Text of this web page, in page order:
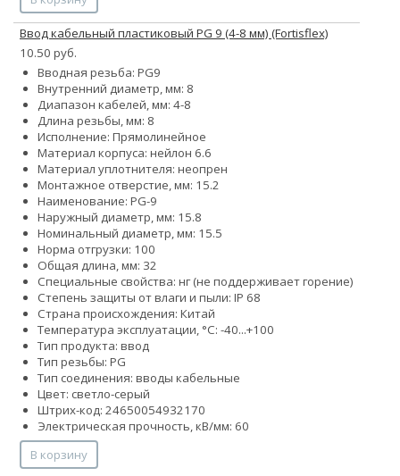
Ввод кабельный пластиковый PG 9 (4-8 мм) (Fortisflex)
10.50 руб.
Вводная резьба: PG9
Внутренний диаметр, мм: 8
Диапазон кабелей, мм: 4-8
Длина резьбы, мм: 8
Исполнение: Прямолинейное
Материал корпуса: нейлон 6.6
Материал уплотнителя: неопрен
Монтажное отверстие, мм: 15.2
Наименование: PG-9
Наружный диаметр, мм: 15.8
Номинальный диаметр, мм: 15.5
Норма отгрузки: 100
Общая длина, мм: 32
Специальные свойства: нг (не поддерживает горение)
Степень защиты от влаги и пыли: IP 68
Страна происхождения: Китай
Температура эксплуатации, °С: -40...+100
Тип продукта: ввод
Тип резьбы: PG
Тип соединения: вводы кабельные
Цвет: светло-серый
Штрих-код: 24650054932170
Электрическая прочность, кВ/мм: 60
В корзину